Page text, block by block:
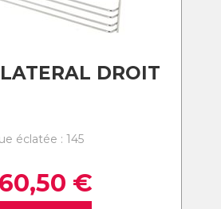
DROIT
éclatée : 145
60,50 €